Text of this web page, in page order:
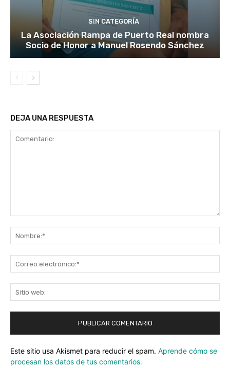
SIN CATEGORÍA
La Asociación Rampa de Puerto Real nombra
Socio de Honor a Manuel Rosendo Sánchez
DEJA UNA RESPUESTA
Este sitio usa Akismet para reducir el spam. Aprende cómo se
procesan los datos de tus comentarios.